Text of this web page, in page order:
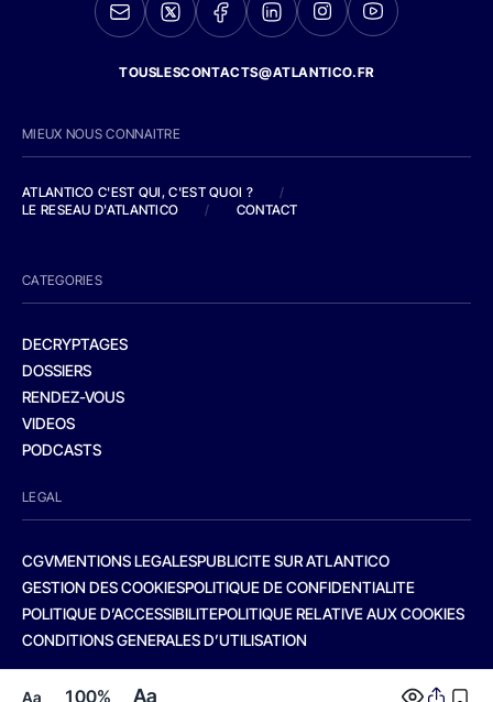
Aa 100% Aa
TOUSLESCONTACTS@ATLANTICO.FR
MIEUX NOUS CONNAITRE
ATLANTICO C'EST QUI, C'EST QUOI ?
/
LE RESEAU D'ATLANTICO
/ CONTACT
CATEGORIES
DECRYPTAGES
DOSSIERS
RENDEZ-VOUS
VIDEOS
PODCASTS
LEGAL
CGVMENTIONS LEGALESPUBLICITE SUR ATLANTICO
GESTION DES COOKIESPOLITIQUE DE CONFIDENTIALITE
POLITIQUE D’ACCESSIBILITEPOLITIQUE RELATIVE AUX COOKIES
CONDITIONS GENERALES D’UTILISATION